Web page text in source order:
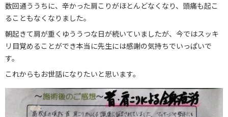
数回通ううちに、辛かった肩こりがほとんどなくなり、頭痛も起こ
ることもなくなりました。
朝起きて肩が重くゆううつな日が続いていましたが、今ではスッキ
リ目覚めることができ本当に先生には感謝の気持ちでいっぱいで
す。
これからもお世話になりたいと思います。